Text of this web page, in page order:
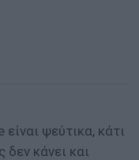
ψεύτικα, κάτι
κάνει και